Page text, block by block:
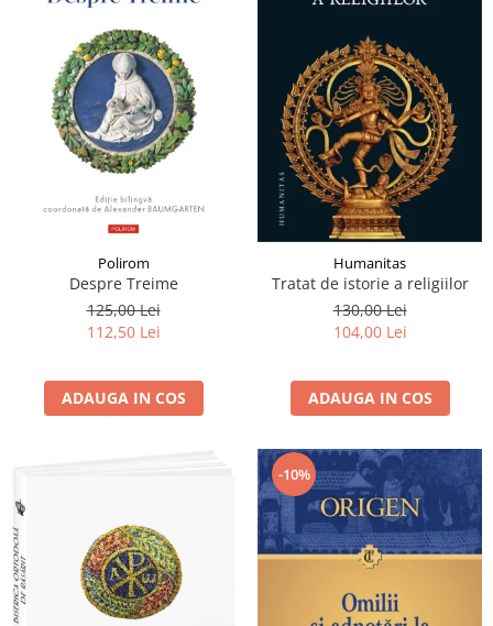
Polirom
Despre Treime
125,00 Lei
112,50 Lei
ADAUGA IN COS
Humanitas
Tratat de istorie a religiilor
130,00 Lei
104,00 Lei
ADAUGA IN COS
-10%